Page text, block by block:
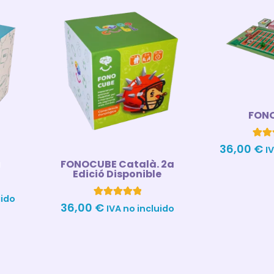
FONOCUBE Català. 2a
Edició Disponible
Valorado con
5.00
4
36,00 € IVA no incluido
1
36,00 €